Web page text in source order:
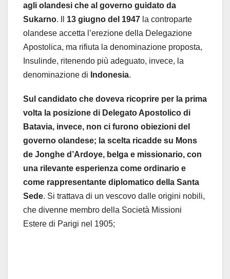
agli olandesi che al governo guidato da
Sukarno. Il 13 giugno del 1947 la controparte
olandese accetta l’erezione della Delegazione
Apostolica, ma rifiuta la denominazione proposta,
Insulinde, ritenendo più adeguato, invece, la
denominazione di Indonesia.
Sul candidato che doveva ricoprire per la prima
volta la posizione di Delegato Apostolico di
Batavia, invece, non ci furono obiezioni del
governo olandese; la scelta ricadde su Mons
de Jonghe d’Ardoye, belga e missionario, con
una rilevante esperienza come ordinario e
come rappresentante diplomatico della Santa
Sede. Si trattava di un vescovo dalle origini nobili,
che divenne membro della Società Missioni
Estere di Parigi nel 1905;